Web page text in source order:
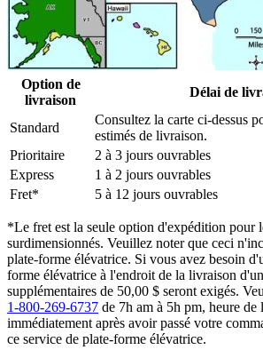
Option de
livraison
Délai de
Standard
Consultez la carte ci-dessus
estimés de livraison.
Prioritaire
2 à 3 jours ouvrables
Express
1 à 2 jours ouvrables
Fret*
5 à 12 jours ouvrables
*Le fret est la seule option d'expédition pour
surdimensionnés. Veuillez noter que ceci
plate-forme élévatrice. Si vous avez besoin
forme élévatrice à l'endroit de la livraison
supplémentaires de 50,00 $ seront exigés.
1-800-269-6737 de 7h am à 5h pm, heure
immédiatement après avoir passé votre
ce service de plate-forme élévatrice.